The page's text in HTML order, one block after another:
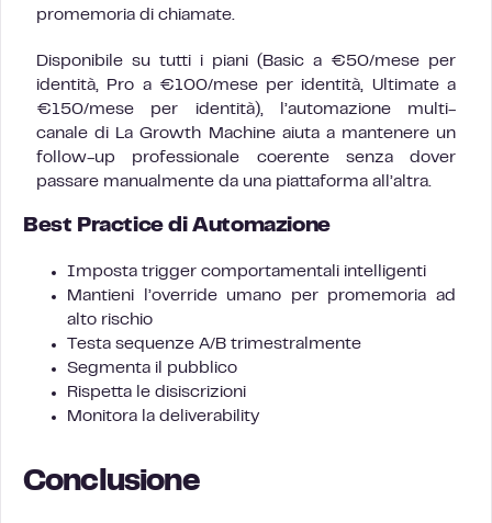
promemoria di chiamate.
Disponibile su tutti i piani (Basic a €50/mese per
identità, Pro a €100/mese per identità, Ultimate a
€150/mese per identità), l’automazione multi-
canale di La Growth Machine aiuta a mantenere un
follow-up professionale coerente senza dover
passare manualmente da una piattaforma all’altra.
Best Practice di Automazione
Imposta trigger comportamentali intelligenti
Mantieni l’override umano per promemoria ad
alto rischio
Testa sequenze A/B trimestralmente
Segmenta il pubblico
Rispetta le disiscrizioni
Monitora la deliverability
Conclusione